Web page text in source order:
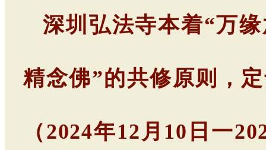
深圳弘法寺本着“万
精念佛”的共修原则，
（2024年12月10日一